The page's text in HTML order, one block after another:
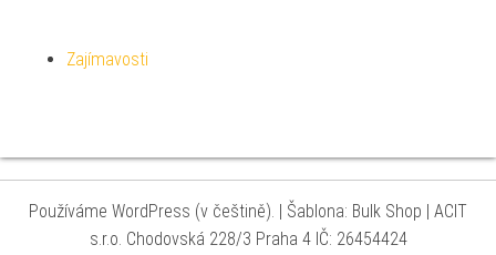
Zajímavosti
Používáme WordPress (v češtině). | Šablona: Bulk Shop | ACIT
s.r.o. Chodovská 228/3 Praha 4 IČ: 26454424